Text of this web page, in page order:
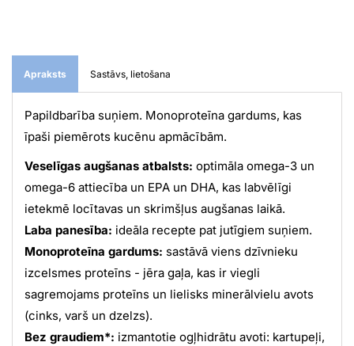
Apraksts Sastāvs, lietošana
Papildbarība suņiem. Monoproteīna gardums, kas
īpaši piemērots kucēnu apmācībām.
Veselīgas augšanas atbalsts: optimāla omega-3 un
omega-6 attiecība un EPA un DHA, kas labvēlīgi
ietekmē locītavas un skrimšļus augšanas laikā.
Laba panesība: ideāla recepte pat jutīgiem suņiem.
Monoproteīna gardums: sastāvā viens dzīvnieku
izcelsmes proteīns - jēra gaļa, kas ir viegli
sagremojams proteīns un lielisks minerālvielu avots
(cinks, varš un dzelzs).
Bez graudiem*: izmantotie ogļhidrātu avoti: kartupeļi,